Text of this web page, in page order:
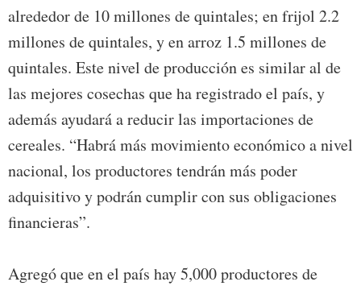
alrededor de 10 millones de quintales; en frijol 2.2
millones de quintales, y en arroz 1.5 millones de
quintales. Este nivel de producción es similar al de
las mejores cosechas que ha registrado el país, y
además ayudará a reducir las importaciones de
cereales. “Habrá más movimiento económico a nivel
nacional, los productores tendrán más poder
adquisitivo y podrán cumplir con sus obligaciones
financieras”.
Agregó que en el país hay 5,000 productores de